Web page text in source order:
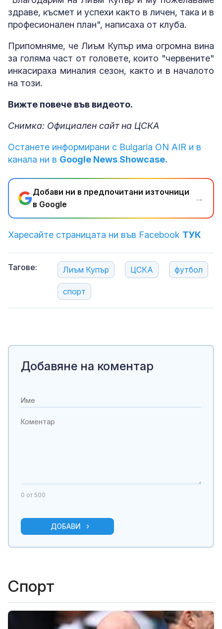
здраве, късмет и успехи както в личен, така и в
професионален план", написаха от клуба.
Припомняме, че Лиъм Купър има огромна вина
за голяма част от головете, които "червените"
инкасираха миналия сезон, както и в началото
на този.
Вижте повече във видеото.
Снимка: Официален сайт на ЦСКА
Останете информирани с Bulgaria ON AIR и в
канала ни в Google News Showcase.
Добави ни в предпочитани източници
в Google
→
Харесайте страницата ни във Facebook ТУК
Тагове: Лиъм Купър ЦСКА футбол
спорт
Добавяне на коментар
0 от 500
ДОБАВИ
Спорт